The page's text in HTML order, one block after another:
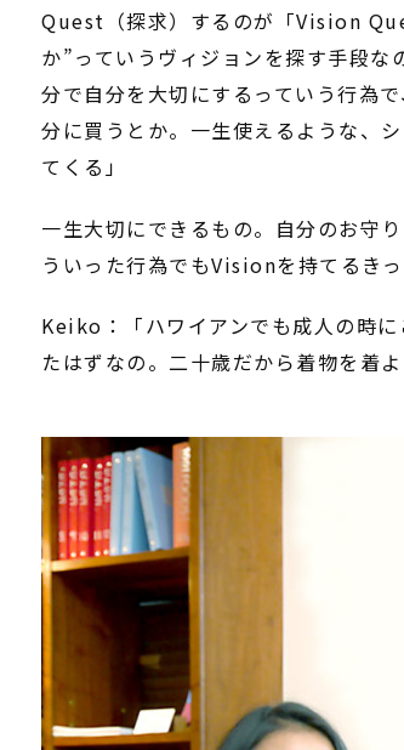
Quest（探求）するのが「Vision
か”っていうヴィジョンを探す手段
分で自分を大切にするっていう行為
分に買うとか。一生使えるような、
てくる」
一生大切にできるもの。自分のお守
ういった行為でもVisionを持てるき
Keiko：「ハワイアンでも成人の時
たはずなの。二十歳だから着物を着